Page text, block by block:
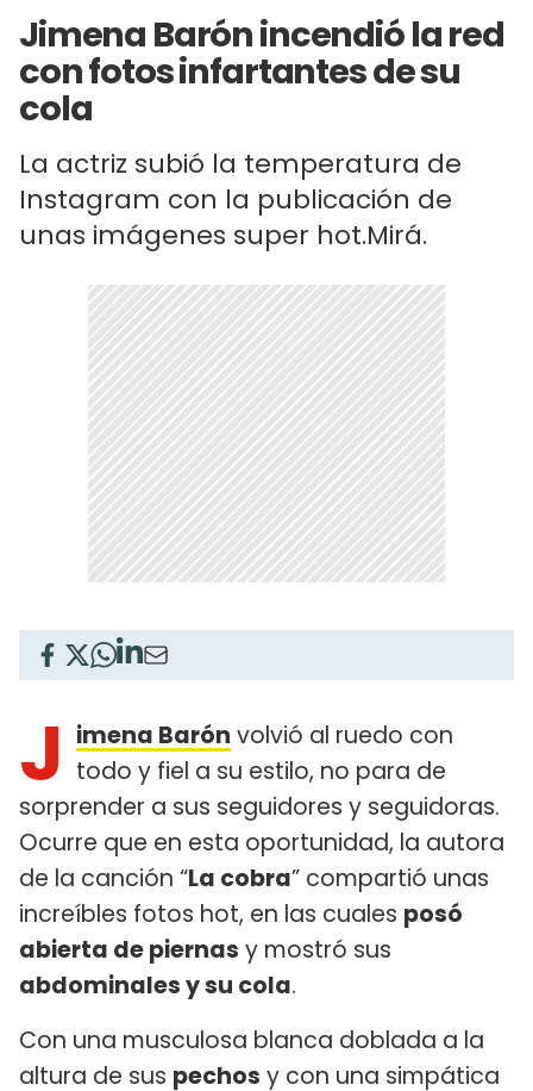
Jimena Barón incendió la red
con fotos infartantes de su
cola
La actriz subió la temperatura de
Instagram con la publicación de
unas imágenes super hot.Mirá.
J imena Barón volvió al ruedo con
todo y fiel a su estilo, no para de
sorprender a sus seguidores y seguidoras.
Ocurre que en esta oportunidad, la autora
de la canción “La cobra” compartió unas
increíbles fotos hot, en las cuales posó
abierta de piernas y mostró sus
abdominales y su cola.
Con una musculosa blanca doblada a la
altura de sus pechos y con una simpática